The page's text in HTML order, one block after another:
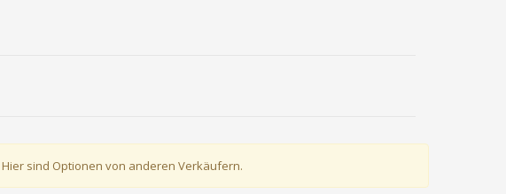
sind Optionen von anderen Verkäufern.